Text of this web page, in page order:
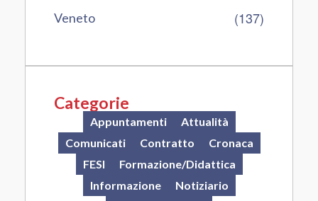
Veneto (137)
Categorie
Appuntamenti
Attualità
Comunicati
Contratto
Cronaca
FESI
Formazione/Didattica
Informazione
Notiziario